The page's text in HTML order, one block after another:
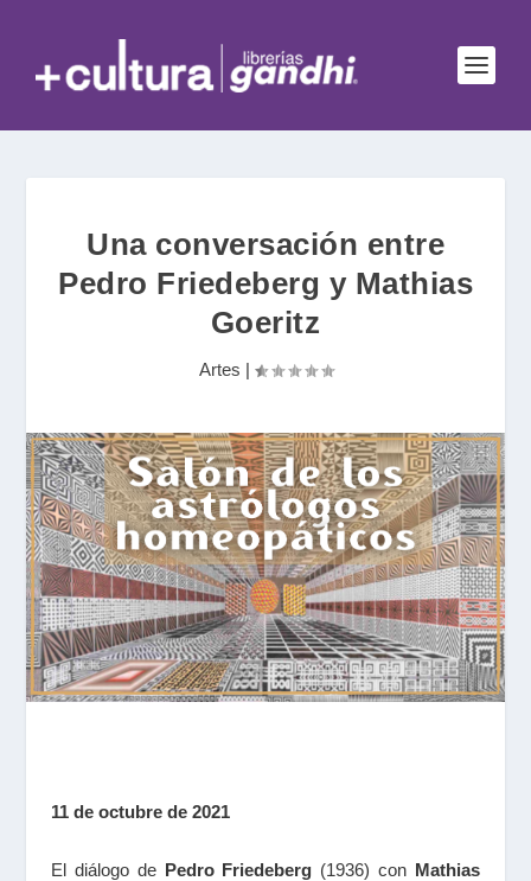
Una conversación entre
Pedro Friedeberg y Mathias
Goeritz
Artes |
11 de octubre de 2021
El diálogo de Pedro Friedeberg (1936) con Mathias